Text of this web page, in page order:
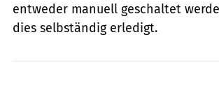
entweder manuell geschaltet
dies selbständig erledigt.